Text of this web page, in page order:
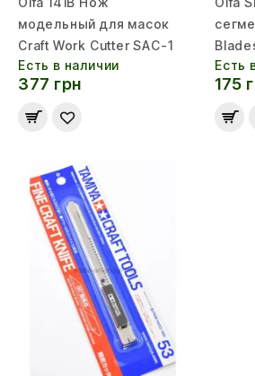
модельный для масок
Craft Work Cutter SAC-1
Есть в наличии
377 грн
Есть
175